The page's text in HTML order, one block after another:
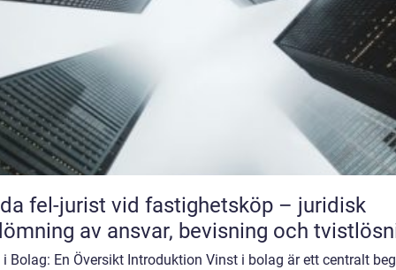
fel-jurist vid fastighetsköp – juridisk
av ansvar, bevisning och
Bolag: En Översikt Introduktion Vinst i bolag är ett centralt